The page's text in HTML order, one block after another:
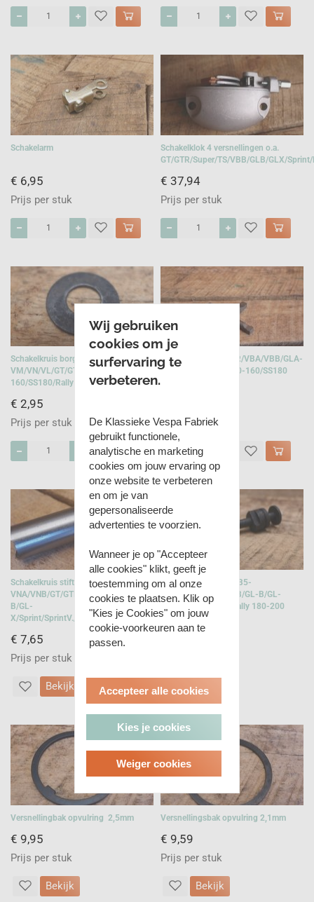
Schakelarm
€ 6,95
Prijs per stuk
Schakelklok 4 versnellingen o.a.
GT/GTR/Super/TS/VBB/GLB/GLX/
€ 37,94
Prijs per stuk
Schakelkruis borgplaatje o.a.
VM/VN/VL/GT/GTR/GS150-
160/SS180/Rally
€ 2,95
Prijs per stuk
Schakelkruis o.a. GTR/VBA/VBB/GLA-
B/GL-X/Sprint/GS150-160/SS180
Prijs per stuk
Schakelkruis stift bus
VNA/VNB/GT/GTR/Super/VBA/VBB/GLA-
B/GL-
X/Sprint/SprintV./Rally/Rally200
€ 7,65
Prijs per stuk
Bekijk
Schakelkruis stift VNB5-
6/GT/GTR/Super/VBB/GL-B/GL-
X/Sprint/V./SS180/Rally 180-200
Bekijk
Versnellingbak opvulring 2,5mm
€ 9,95
Prijs per stuk
Bekijk
Versnellingsbak opvulring 2,1mm
€ 9,59
Prijs per stuk
Bekijk
Wij gebruiken
cookies om je
surfervaring te
verbeteren.
De Klassieke Vespa Fabriek
gebruikt functionele,
analytische en marketing
cookies om jouw ervaring op
onze website te verbeteren
en om je van
gepersonaliseerde
advertenties te voorzien.
Wanneer je op "Accepteer
alle cookies" klikt, geeft je
toestemming om al onze
cookies te plaatsen. Klik op
"Kies je Cookies" om jouw
cookie-voorkeuren aan te
passen.
Accepteer alle cookies
Kies je cookies
Weiger cookies